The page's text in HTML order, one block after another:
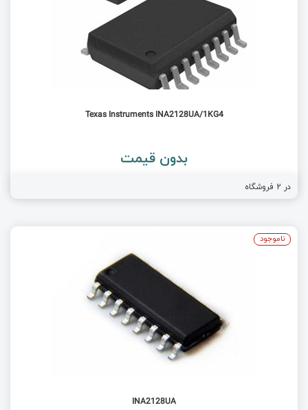
Texas Instruments INA2128UA/1KG4
بدون قیمت
در 2 فروشگاه
INA2128UA
ناموجود